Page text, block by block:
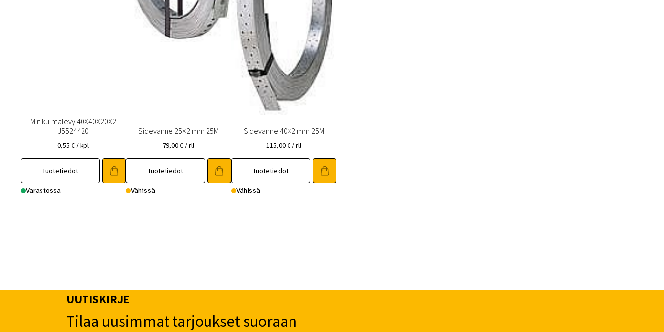
Minikulmalevy 40X40X20X2
J5524420
0,55€ / kpl
Tuotetiedot
Varastossa
Sidevanne 25×2 mm 25M
79,00€ / rll
Tuotetiedot
Vähissä
Sidevanne 40×2 mm 25M
115,00€ / rll
Tuotetiedot
Vähissä
UUTISKIRJE
Tilaa uusimmat tarjoukset suoraan